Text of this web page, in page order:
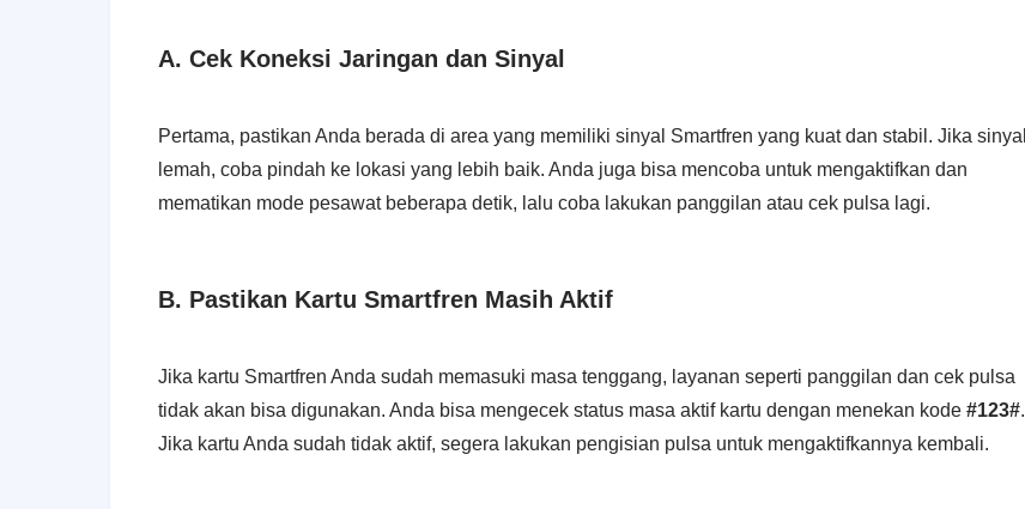
A. Cek Koneksi Jaringan dan Sinyal
Pertama, pastikan Anda berada di area yang memiliki sinyal Smartfren yang kuat dan stabil. Jika sinyal
lemah, coba pindah ke lokasi yang lebih baik. Anda juga bisa mencoba untuk mengaktifkan dan
mematikan mode pesawat beberapa detik, lalu coba lakukan panggilan atau cek pulsa lagi.
B. Pastikan Kartu Smartfren Masih Aktif
Jika kartu Smartfren Anda sudah memasuki masa tenggang, layanan seperti panggilan dan cek pulsa
tidak akan bisa digunakan. Anda bisa mengecek status masa aktif kartu dengan menekan kode #123#.
Jika kartu Anda sudah tidak aktif, segera lakukan pengisian pulsa untuk mengaktifkannya kembali.